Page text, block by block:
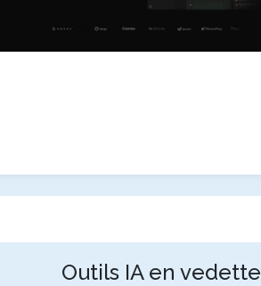
Outils IA en vedette